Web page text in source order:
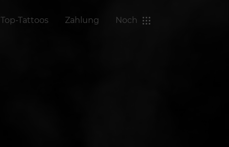
Top-Tattoos Zahlung Noch